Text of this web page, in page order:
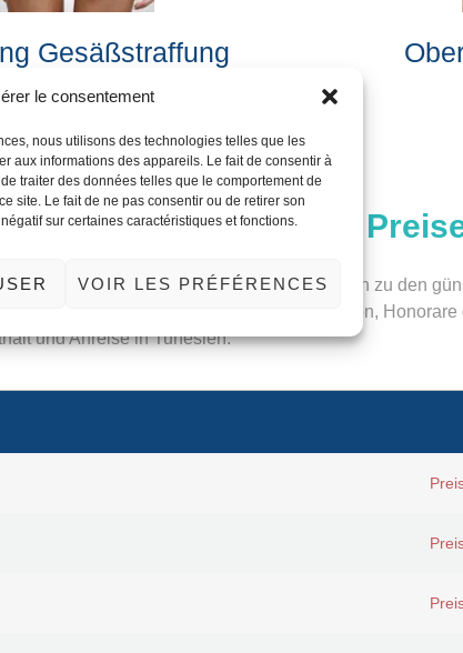
le consentement
nous utilisons des technologies telles que les
aux informations des appareils. Le fait de consentir à
traiter des données telles que le comportement de
site. Le fait de ne pas consentir ou de retirer son
sur certaines caractéristiques et fonctions.
VOIR LES PRÉFÉRENCES
Gesäßstraffung
Körpers: günstige
und nach den besten Behandlern zu den
Paketen: Beratung vor der Operation,
und Anreise in Tunesien.